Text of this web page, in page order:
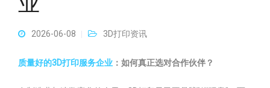
2026-06-08 3D打印资讯
质量好的3D打印服务企业 ：如何真正选对合作伙伴？